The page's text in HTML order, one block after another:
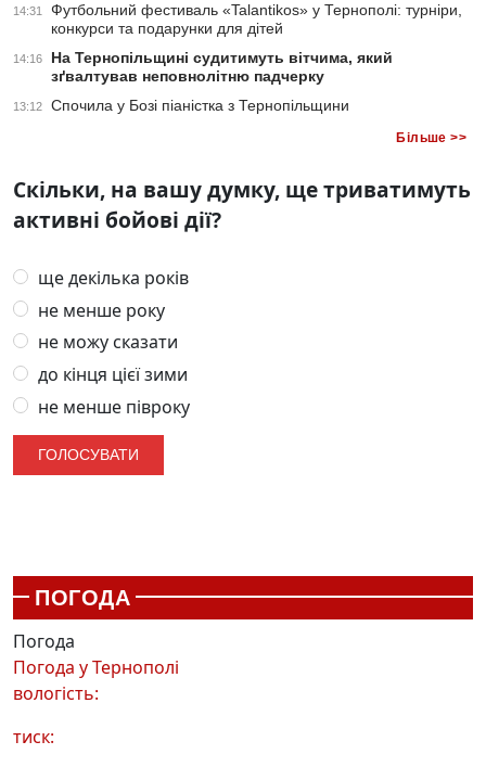
14:31
Футбольний фестиваль «Talantikos» у Тернополі: турніри,
конкурси та подарунки для дітей
14:16
На Тернопільщині судитимуть вітчима, який
зґвалтував неповнолітню падчерку
13:12 Спочила у Бозі піаністка з Тернопільщини
Більше >>
Скільки, на вашу думку, ще триватимуть
активні бойові дії?
ще декілька років
не менше року
не можу сказати
до кінця цієї зими
не менше півроку
ПОГОДА
Погода
Погода уТернополі
вологість:
тиск: